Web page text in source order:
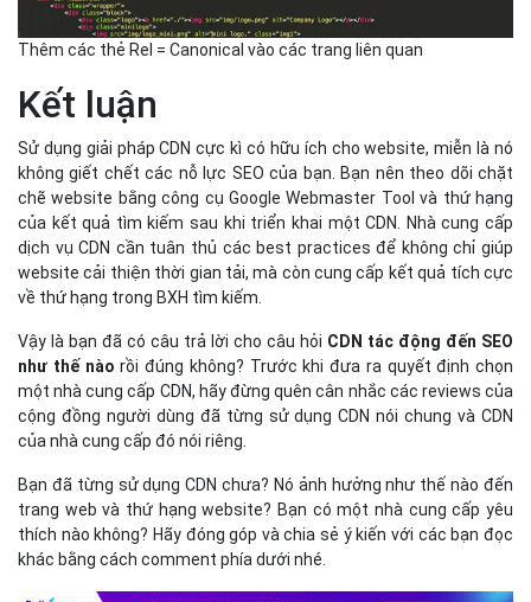
Thêm các thẻ Rel = Canonical vào các trang liên quan
Kết luận
Sử dụng giải pháp CDN cực kì có hữu ích cho website, miễn là nó
không giết chết các nỗ lực SEO của bạn. Bạn nên theo dõi chặt
chẽ website bằng công cụ Google Webmaster Tool và thứ hạng
của kết quả tìm kiếm sau khi triển khai một CDN. Nhà cung cấp
dịch vụ CDN cần tuân thủ các best practices để không chỉ giúp
website cải thiện thời gian tải, mà còn cung cấp kết quả tích cực
về thứ hạng trong BXH tìm kiếm.
Vậy là bạn đã có câu trả lời cho câu hỏi CDN tác động đến SEO
như thế nào rồi đúng không? Trước khi đưa ra quyết định chọn
một nhà cung cấp CDN, hãy đừng quên cân nhắc các reviews của
cộng đồng người dùng đã từng sử dụng CDN nói chung và CDN
của nhà cung cấp đó nói riêng.
Bạn đã từng sử dụng CDN chưa? Nó ảnh hưởng như thế nào đến
trang web và thứ hạng website? Bạn có một nhà cung cấp yêu
thích nào không? Hãy đóng góp và chia sẻ ý kiến với các bạn đọc
khác bằng cách comment phía dưới nhé.